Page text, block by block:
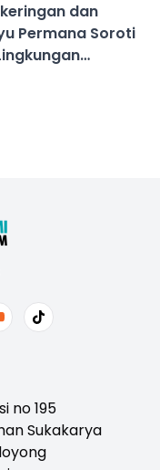
dan
Permana Soroti
no 195
Sukakarya